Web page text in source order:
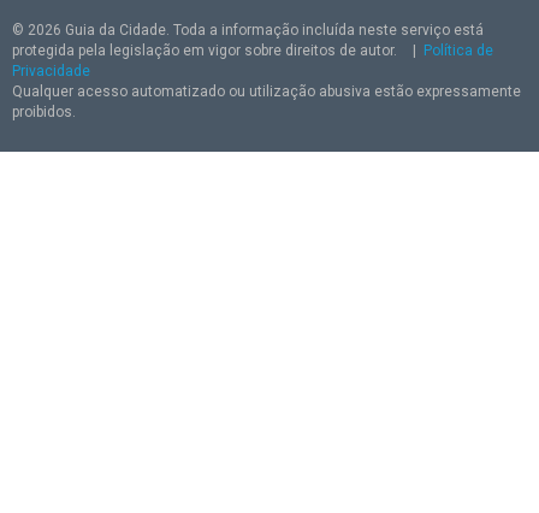
© 2026 Guia da Cidade. Toda a informação incluída neste serviço está
protegida pela legislação em vigor sobre direitos de autor.
Política de
Privacidade
Qualquer acesso automatizado ou utilização abusiva estão expressamente
proibidos.